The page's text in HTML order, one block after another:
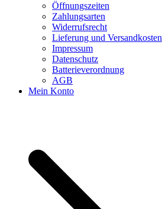
Öffnungszeiten
Zahlungsarten
Widerrufsrecht
Lieferung und Versandkosten
Impressum
Datenschutz
Batterieverordnung
AGB
Mein Konto